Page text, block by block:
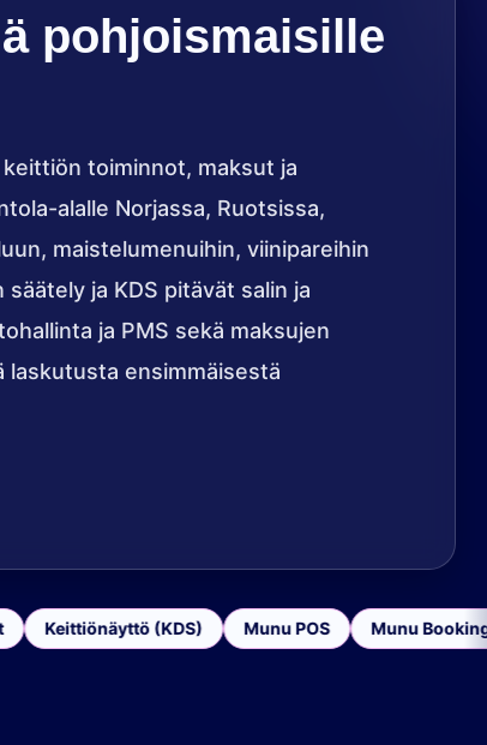
pohjoismaisille
toiminnot, maksut ja
alalle Norjassa, Ruotsissa,
maistelumenuihin, viinipareihin
ja KDS pitävät salin ja
ja PMS sekä maksujen
laskutusta ensimmäisestä
Keittiönäyttö (KDS) Munu POS Munu Booking